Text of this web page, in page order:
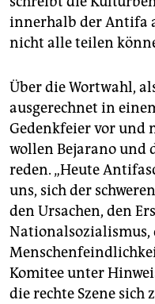
innerhalb der Antifa
nicht alle teilen
Über die Wortwahl,
ausgerechnet in
Gedenkfeier vor und
wollen Bejarano und
reden. „Heute
uns, sich der
den Ursachen, den
Nationalsozialismus,
Komitee unter
die rechte Szene